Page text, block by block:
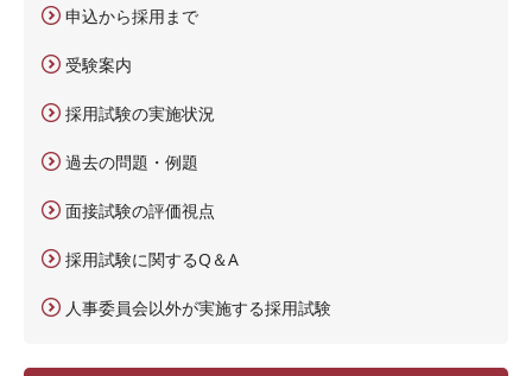
申込から採用まで
受験案内
採用試験の実施状況
過去の問題・例題
面接試験の評価視点
採用試験に関するQ＆A
人事委員会以外が実施する採用試験